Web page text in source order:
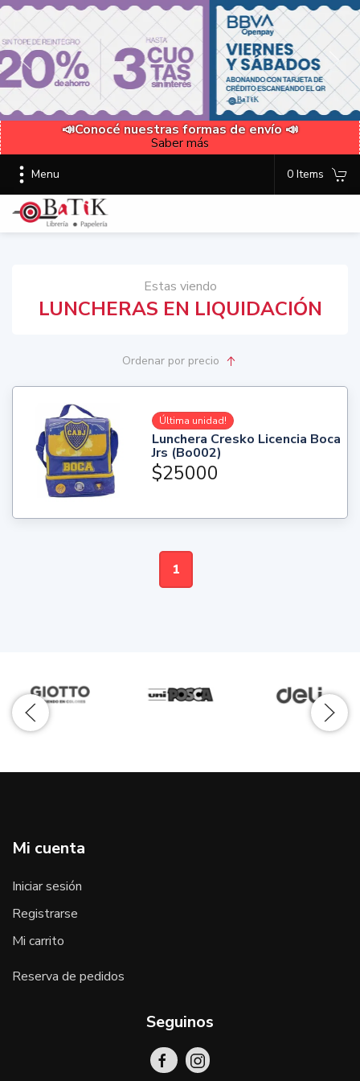
📣Conocé nuestras formas de envío 📣
Saber más
Menu 0 Items
Estas viendo
LUNCHERAS EN LIQUIDACIÓN
Ordenarpor precio
Última unidad!
Lunchera Cresko Licencia Boca
Jrs (Bo002)
$25000
1
Mi cuenta
Iniciar sesión
Registrarse
Mi carrito
Reserva de pedidos
Seguinos